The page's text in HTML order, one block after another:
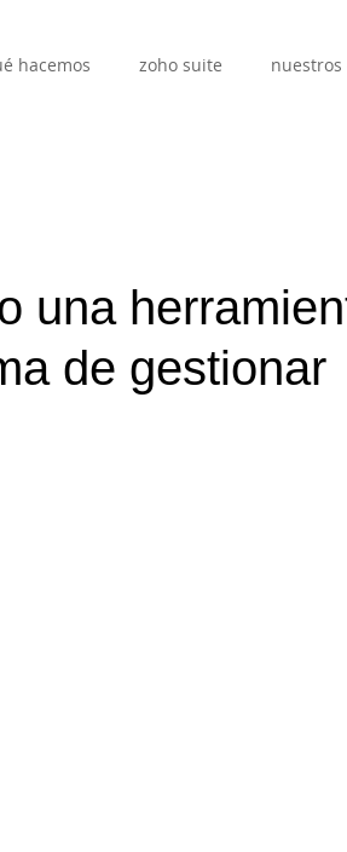
hacemos zoho suite nuestros
una
de gestionar